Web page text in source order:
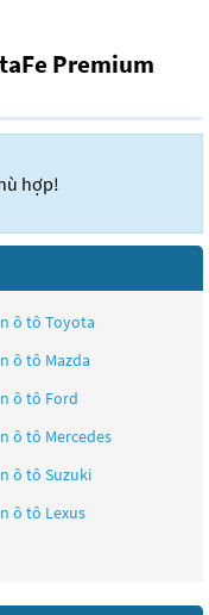
Premium
hợp!
ô tô Toyota
ô tô Mazda
ô tô Ford
ô tô Mercedes
ô tô Suzuki
ô tô Lexus